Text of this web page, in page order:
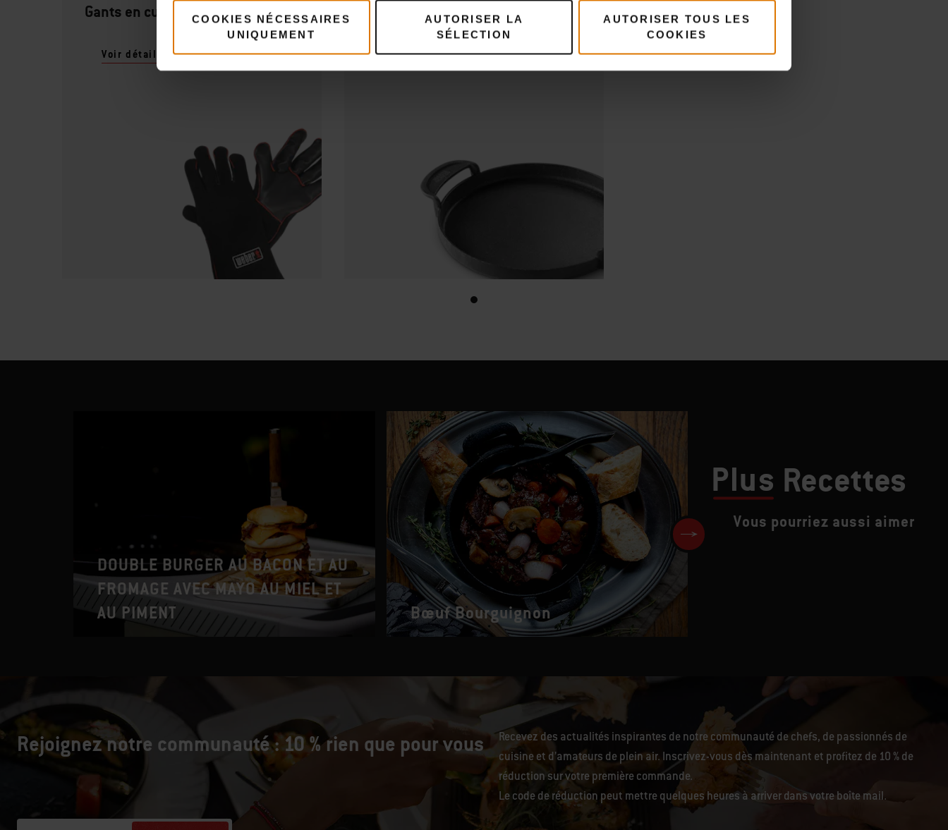
COOKIES NÉCESSAIRES
UNIQUEMENT
AUTORISER LA
SÉLECTION
AUTORISER TOUS LES
COOKIES
Gants en cuir pour BBQ
Voir détails Voir détails
Plus Recettes
Vous pourriez aussi aimer
DOUBLE BURGER AU BACON ET AU
FROMAGE AVEC MAYO AU MIEL ET
AU PIMENT
Bœuf Bourguignon
Rejoignez notre communauté : 10 % rien que pour vous
Recevez des actualités inspirantes de notre communauté de chefs, de passionnés de
cuisine et d’amateurs de plein air. Inscrivez-vous dès maintenant et profitez de 10 % de
réduction sur votre première commande.
Le code de réduction peut mettre quelques heures à arriver dans votre boîte mail.